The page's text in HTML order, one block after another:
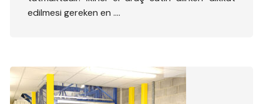
edilmesi gereken en ….